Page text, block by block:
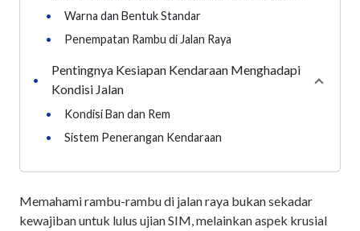
•
Warna dan Bentuk Standar
•
Penempatan Rambu di Jalan Raya
•
Pentingnya Kesiapan Kendaraan Menghadapi
Kondisi Jalan
•
Kondisi Ban dan Rem
•
Sistem Penerangan Kendaraan
Memahami rambu-rambu di jalan raya bukan sekadar
kewajiban untuk lulus ujian SIM, melainkan aspek krusial